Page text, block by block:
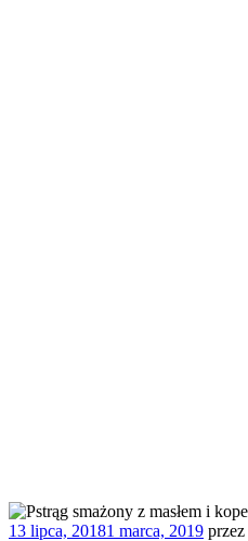
Opublikowane
13 lipca, 20181 marca, 2019 przez